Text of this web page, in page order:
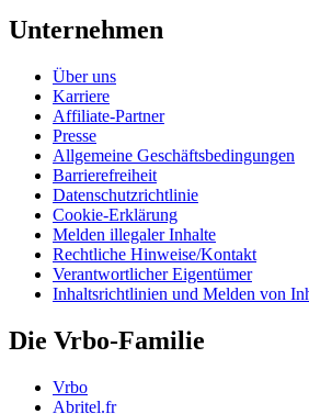
Unternehmen
Über uns
Karriere
Affiliate-Partner
Presse
Allgemeine Geschäftsbedingungen
Barrierefreiheit
Datenschutzrichtlinie
Cookie-Erklärung
Melden illegaler Inhalte
Rechtliche Hinweise/Kontakt
Verantwortlicher Eigentümer
Inhaltsrichtlinien und Melden von
Die Vrbo-Familie
Vrbo
Abritel.fr